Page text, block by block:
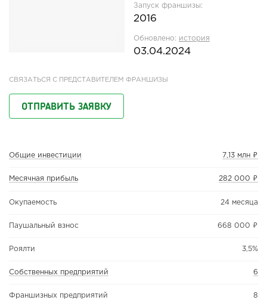
Запуск франшизы:
2016
Обновлено: история
03.04.2024
СВЯЗАТЬСЯ С ПРЕДСТАВИТЕЛЕМ ФРАНШИЗЫ
ОТПРАВИТЬ ЗАЯВКУ
Общие инвестиции 7,13 млн ₽
Месячная прибыль 282 000 ₽
Окупаемость 24 месяца
Паушальный взнос 668 000 ₽
Роялти 3,5%
Собственных предприятий 6
Франшизных предприятий 8